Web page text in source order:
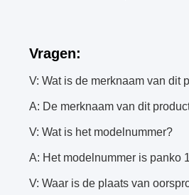
Vragen:
V: Wat is de merknaam van dit
A: De merknaam van dit
V: Wat is het modelnummer?
A: Het modelnummer is panko
V: Waar is de plaats van